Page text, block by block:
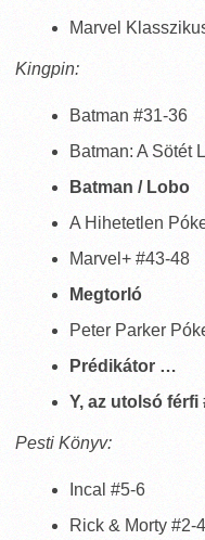
Marvel
Kingpin:
Batman #31-36
Batman: A Sötét
Batman / Lobo
A Hihetetlen
Marvel+ #43-48
Megtorló
Peter Parker
Prédikátor …
Y, az utolsó férfi
Pesti Könyv:
Incal #5-6
Rick & Morty #2-4